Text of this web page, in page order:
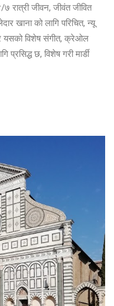
रात्री जीवन, जीवंत जीवित
खाना को लागि परिचित, न्यू
यसको विशेष संगीत, क्रेओल
प्रसिद्ध छ, विशेष गरी मार्डी